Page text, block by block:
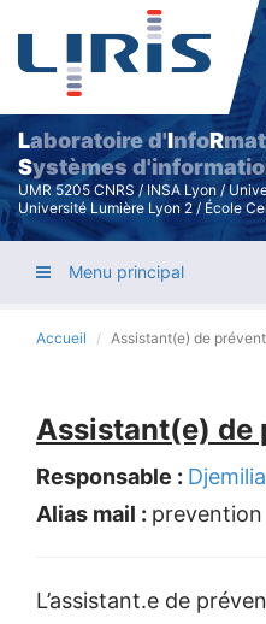
Laboratoire d'InfoR
Systèmes
UMR 5205 CNRS / INSA Lyon /
Université Lumière Lyon 2 / École
Menu principal
Accueil Assistant(e) de
Assistant(e) de
Responsable :
Alias mail :
L’assistant.e de